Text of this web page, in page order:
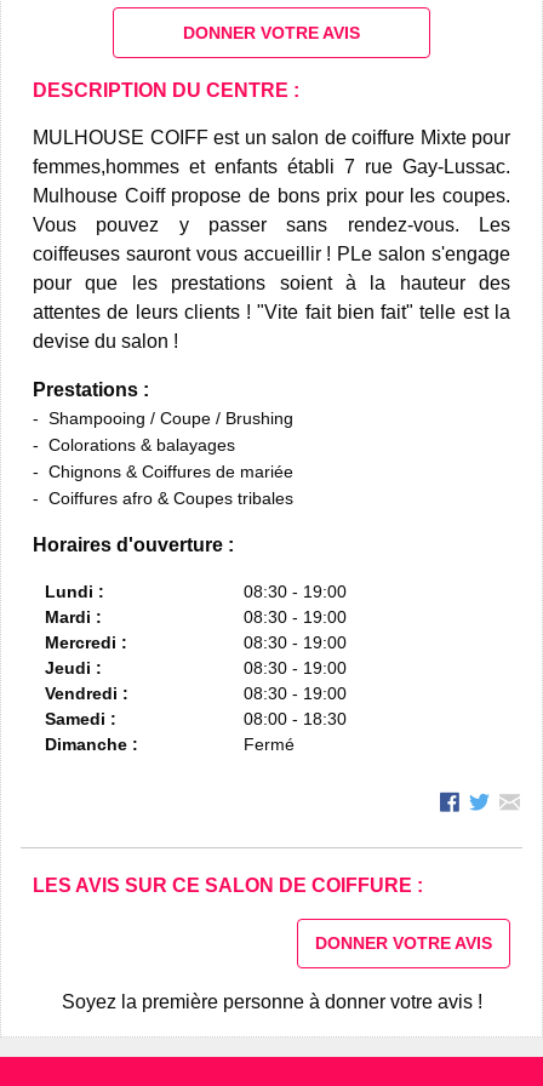
DONNER VOTRE AVIS
DESCRIPTION DU CENTRE :
MULHOUSE COIFF est un salon de coiffure Mixte pour
femmes,hommes et enfants établi 7 rue Gay-Lussac.
Mulhouse Coiff propose de bons prix pour les coupes.
Vous pouvez y passer sans rendez-vous. Les
coiffeuses sauront vous accueillir ! PLe salon s'engage
pour que les prestations soient à la hauteur des
attentes de leurs clients ! "Vite fait bien fait" telle est la
devise du salon !
Prestations :
Shampooing / Coupe / Brushing
Colorations & balayages
Chignons & Coiffures de mariée
Coiffures afro & Coupes tribales
Horaires d'ouverture :
Lundi :
08:30 - 19:00
Mardi :
08:30 - 19:00
Mercredi :
08:30 - 19:00
Jeudi :
08:30 - 19:00
Vendredi :
08:30 - 19:00
Samedi :
08:00 - 18:30
Dimanche :
Fermé
LES AVIS SUR CE SALON DE COIFFURE :
DONNER VOTRE AVIS
Soyez la première personne à donner votre avis !